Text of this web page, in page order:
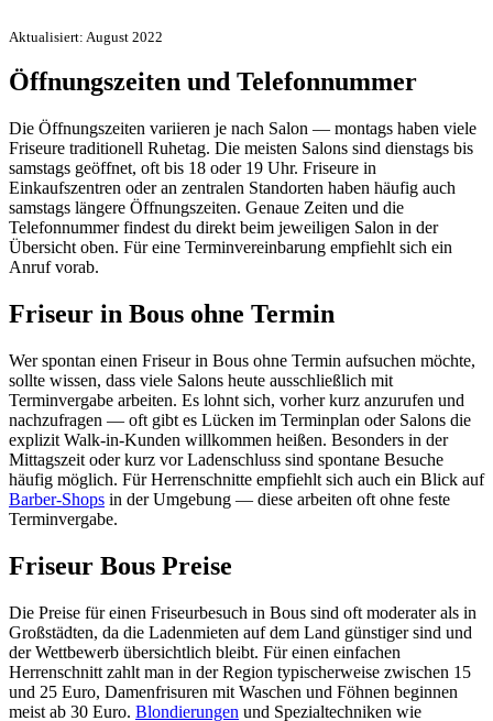
Aktualisiert: August 2022
Öffnungszeiten und Telefonnummer
Die Öffnungszeiten variieren je nach Salon — montags haben viele
Friseure traditionell Ruhetag. Die meisten Salons sind dienstags bis
samstags geöffnet, oft bis 18 oder 19 Uhr. Friseure in
Einkaufszentren oder an zentralen Standorten haben häufig auch
samstags längere Öffnungszeiten. Genaue Zeiten und die
Telefonnummer findest du direkt beim jeweiligen Salon in der
Übersicht oben. Für eine Terminvereinbarung empfiehlt sich ein
Anruf vorab.
Friseur in Bous ohne Termin
Wer spontan einen Friseur in Bous ohne Termin aufsuchen möchte,
sollte wissen, dass viele Salons heute ausschließlich mit
Terminvergabe arbeiten. Es lohnt sich, vorher kurz anzurufen und
nachzufragen — oft gibt es Lücken im Terminplan oder Salons die
explizit Walk-in-Kunden willkommen heißen. Besonders in der
Mittagszeit oder kurz vor Ladenschluss sind spontane Besuche
häufig möglich. Für Herrenschnitte empfiehlt sich auch ein Blick auf
Barber-Shops in der Umgebung — diese arbeiten oft ohne feste
Terminvergabe.
Friseur Bous Preise
Die Preise für einen Friseurbesuch in Bous sind oft moderater als in
Großstädten, da die Ladenmieten auf dem Land günstiger sind und
der Wettbewerb übersichtlich bleibt. Für einen einfachen
Herrenschnitt zahlt man in der Region typischerweise zwischen 15
und 25 Euro, Damenfrisuren mit Waschen und Föhnen beginnen
meist ab 30 Euro. Blondierungen und Spezialtechniken wie